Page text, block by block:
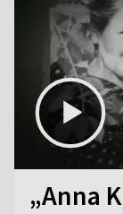
„Anna